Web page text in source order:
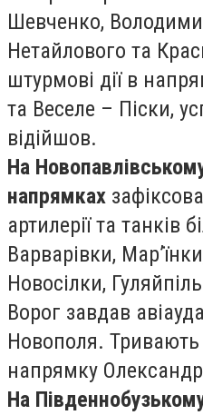
Шевченко,
Нетайлового та
штурмові дії в
та Веселе – Піски,
відійшов.
На
напрямках
артилерії та танків
Варварівки,
Новосілки,
Ворог завдав
Новополя. Тривають
напрямку
На